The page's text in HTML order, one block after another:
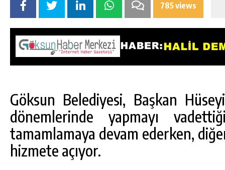
785 views
Göksun Belediyesi, Başkan
dönemlerinde yapmayı
tamamlamaya devam ederken,
hizmete açıyor.